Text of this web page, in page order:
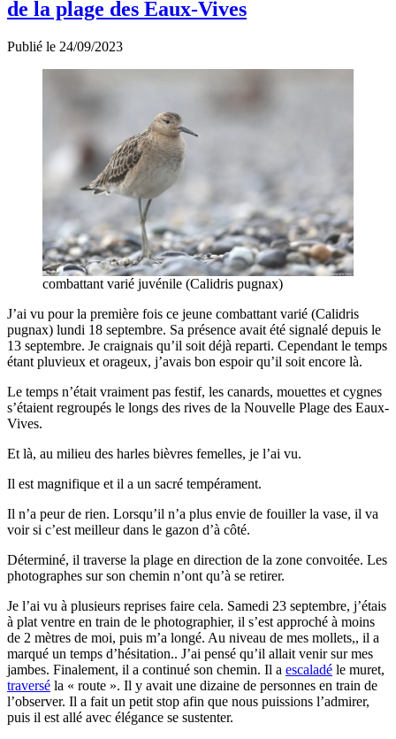
de la plage des Eaux-Vives
Publié le 24/09/2023
combattant varié juvénile (Calidris pugnax)
J’ai vu pour la première fois ce jeune combattant varié (Calidris
pugnax) lundi 18 septembre. Sa présence avait été signalé depuis le
13 septembre. Je craignais qu’il soit déjà reparti. Cependant le temps
étant pluvieux et orageux, j’avais bon espoir qu’il soit encore là.
Le temps n’était vraiment pas festif, les canards, mouettes et cygnes
s’étaient regroupés le longs des rives de la Nouvelle Plage des Eaux-
Vives.
Et là, au milieu des harles bièvres femelles, je l’ai vu.
Il est magnifique et il a un sacré tempérament.
Il n’a peur de rien. Lorsqu’il n’a plus envie de fouiller la vase, il va
voir si c’est meilleur dans le gazon d’à côté.
Déterminé, il traverse la plage en direction de la zone convoitée. Les
photographes sur son chemin n’ont qu’à se retirer.
Je l’ai vu à plusieurs reprises faire cela. Samedi 23 septembre, j’étais
à plat ventre en train de le photographier, il s’est approché à moins
de 2 mètres de moi, puis m’a longé. Au niveau de mes mollets,, il a
marqué un temps d’hésitation.. J’ai pensé qu’il allait venir sur mes
jambes. Finalement, il a continué son chemin. Il a escaladé le muret,
traversé la « route ». Il y avait une dizaine de personnes en train de
l’observer. Il a fait un petit stop afin que nous puissions l’admirer,
puis il est allé avec élégance se sustenter.